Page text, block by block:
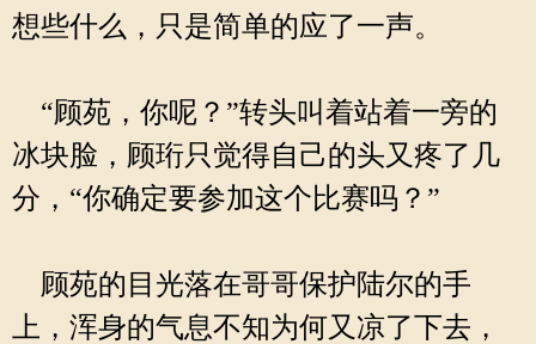
想些什么，只是简单的应了一声。
“顾苑，你呢？”转头叫着站着一旁的
冰块脸，顾珩只觉得自己的头又疼了几
分，“你确定要参加这个比赛吗？”
顾苑的目光落在哥哥保护陆尔的手
上，浑身的气息不知为何又凉了下去，